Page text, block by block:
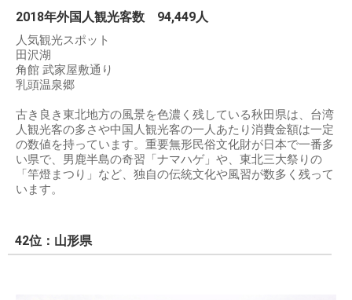
2018年外国人観光客数 94,449人
人気観光スポット
田沢湖
角館 武家屋敷通り
乳頭温泉郷
古き良き東北地方の風景を色濃く残している秋田県は、台湾
人観光客の多さや中国人観光客の一人あたり消費金額は一定
の数値を持っています。重要無形民俗文化財が日本で一番多
い県で、男鹿半島の奇習「ナマハゲ」や、東北三大祭りの
「竿燈まつり」など、独自の伝統文化や風習が数多く残って
います。
42位：山形県